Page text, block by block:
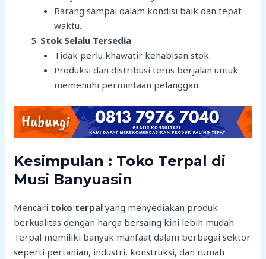
Barang sampai dalam kondisi baik dan tepat
waktu.
Stok Selalu Tersedia
Tidak perlu khawatir kehabisan stok.
Produksi dan distribusi terus berjalan untuk
memenuhi permintaan pelanggan.
Kesimpulan : Toko Terpal di
Musi Banyuasin
Mencari toko terpal yang menyediakan produk
berkualitas dengan harga bersaing kini lebih mudah.
Terpal memiliki banyak manfaat dalam berbagai sektor
seperti pertanian, industri, konstruksi, dan rumah